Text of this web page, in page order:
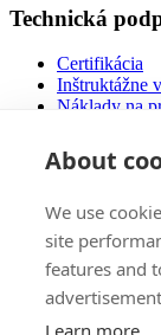
Technická
Certifikácia
Inštruktážne
Náklady na
Návrh
Súbory na
Predaj
E-Shop
About
We use
site
features and
Learn more